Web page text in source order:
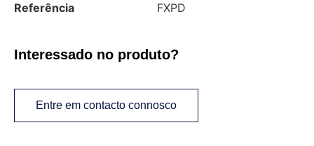
Referência FXPD
Interessado no produto?
Entre em contacto connosco